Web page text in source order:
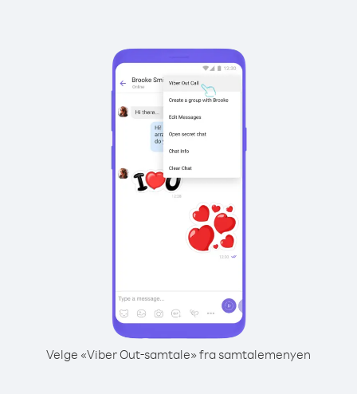
Velge «Viber Out-samtale» fra samtalemenyen